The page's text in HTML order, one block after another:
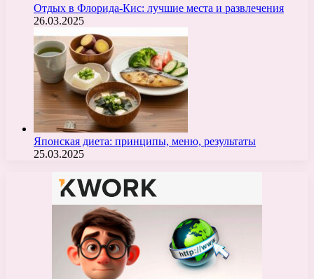
Отдых в Флорида-Кис: лучшие места и развлечения
26.03.2025
Японская диета: принципы, меню, результаты
25.03.2025